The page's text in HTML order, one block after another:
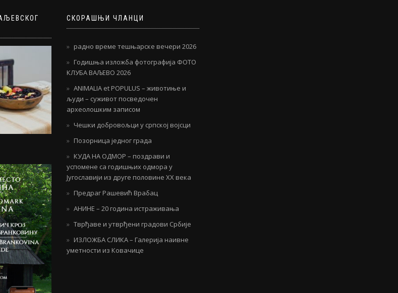
СКОРАШЊИ ЧЛАНЦИ
радно време тешњарске вечери 2026
Годишња изложба фотографија ФОТО
КЛУБА ВАЉЕВО 2026
ANIMALIA et POPULUS – животиње и
људи – суживот посведочен
археолошким записом
Чешки добровољци у српској војсци
Позорница једног града
КУДА НА ОДМОР – поздрави и
успомене са годишњих одмора у
Југославији из друге половине ХХ века
Предраг Рашевић Врабац
АНИНЕ – 20 година истраживања
Тврђаве и утврђени градови Србије
ИЗЛОЖБА СЛИКА – Галерија наивне
уметности из Ковачице